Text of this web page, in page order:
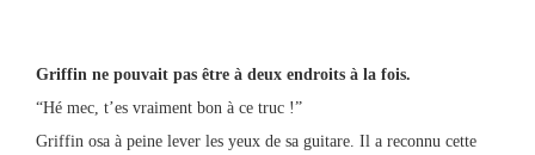
Griffin ne pouvait pas être à deux endroits à la fois.
“Hé mec, t’es vraiment bon à ce truc !”
Griffin osa à peine lever les yeux de sa guitare. Il a reconnu cette